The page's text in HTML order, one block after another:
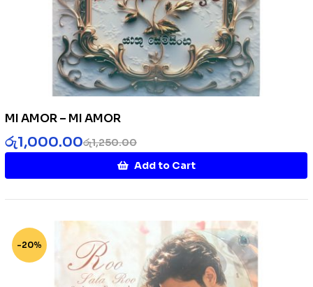
MI AMOR – MI AMOR
රු1,250.00
රු1,000.00
Add to Cart
-20%